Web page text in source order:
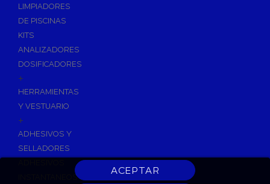
LIMPIADORES
DE PISCINAS
KITS
ANALIZADORES
DOSIFICADORES
+
HERRAMIENTAS
Y VESTUARIO
+
ADHESIVOS Y
SELLADORES
INSTANTANEOS